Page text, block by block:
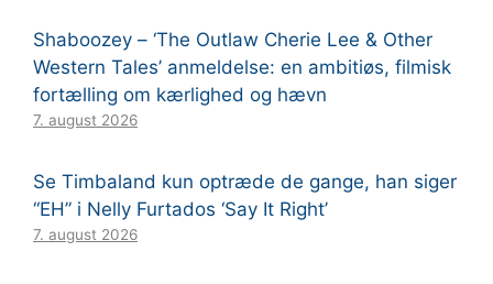
Shaboozey – ‘The Outlaw Cherie Lee & Other
Western Tales’ anmeldelse: en ambitiøs, filmisk
fortælling om kærlighed og hævn
7. august 2026
Se Timbaland kun optræde de gange, han siger
“EH” i Nelly Furtados ‘Say It Right’
7. august 2026